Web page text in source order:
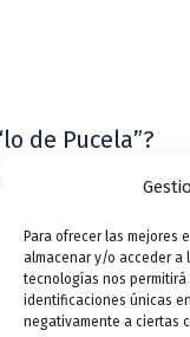
Para ofrecer las mejores
almacenar y/o acceder a
tecnologías nos
identificaciones únicas
negativamente a ciertas
de Pucela”?